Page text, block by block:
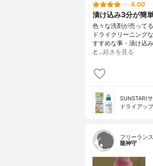
4.00
漬け込み3分が簡
色々な洗剤が売って
ドライクリーニング
すすめな事・漬け込
と…続きを見る
SUNSTAR(
ドライアップ
フリーランス
龍神守